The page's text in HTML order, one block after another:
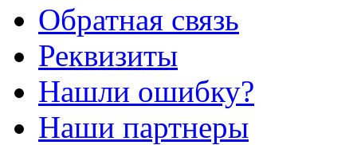
Обратная связь
Реквизиты
Нашли ошибку?
Наши партнеры